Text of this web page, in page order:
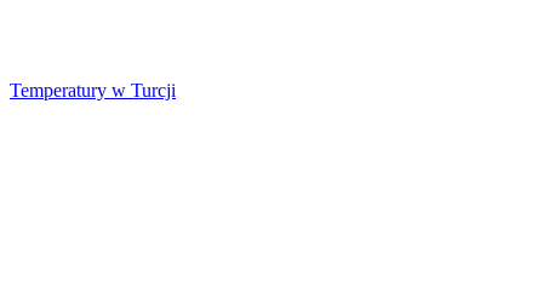
Temperatury w Turcji